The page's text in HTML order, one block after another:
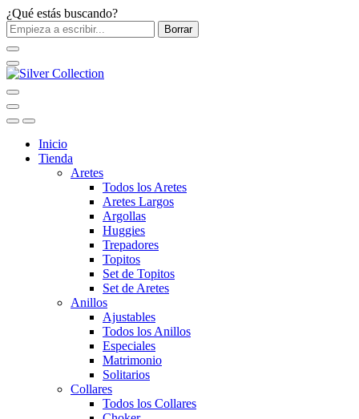
¿Qué estás buscando?
Borrar
Inicio
Tienda
Aretes
Todos los Aretes
Aretes Largos
Argollas
Huggies
Trepadores
Topitos
Set de Topitos
Set de Aretes
Anillos
Ajustables
Todos los Anillos
Especiales
Matrimonio
Solitarios
Collares
Todos los Collares